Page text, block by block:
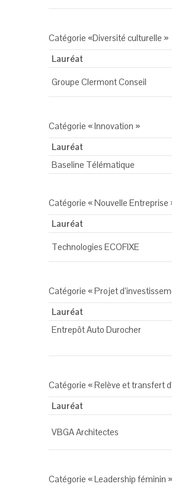
Catégorie «Diversité culturelle »
Lauréat
Groupe Clermont Conseil
Catégorie « Innovation »
Lauréat
Baseline Télématique
Catégorie « Nouvelle Entreprise
Lauréat
Technologies ECOFIXE
Catégorie « Projet
Lauréat
Entrepôt Auto Durocher
Catégorie « Relève et transfert
Lauréat
VBGA Architectes
Catégorie « Leadership féminin »